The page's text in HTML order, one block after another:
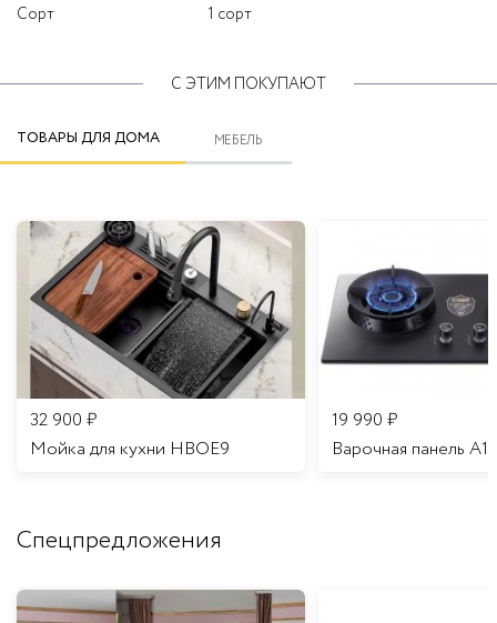
Сорт
1 сорт
С ЭТИМ ПОКУПАЮТ
ТОВАРЫ ДЛЯ ДОМА МЕБЕЛЬ
32 900 ₽
Мойка для кухни HBOE9
19 990 ₽
Варочная панель A16
Спецпредложения